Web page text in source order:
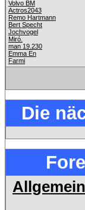
Volvo BM
Actros2043
Remo Hartmann
Bert Specht
Jochvogel
Miró.
man 19.230
Emma En
Farmi
Die